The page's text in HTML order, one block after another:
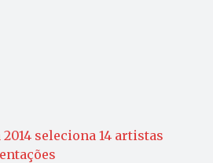
seleciona 14 artistas